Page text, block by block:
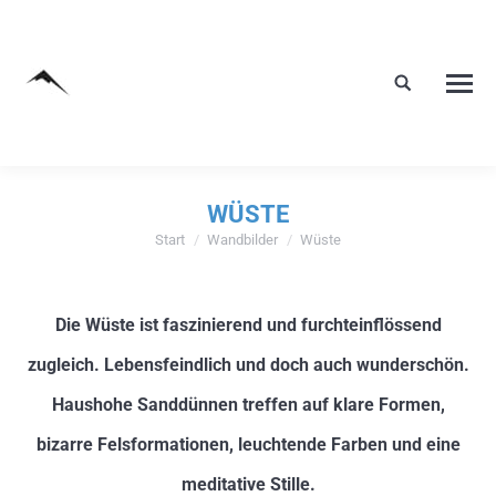
WÜSTE
Sie befinden sich hier:
Start Wandbilder Wüste
Die Wüste ist faszinierend und furchteinflössend
zugleich. Lebensfeindlich und doch auch wunderschön.
Haushohe Sanddünnen treffen auf klare Formen,
bizarre Felsformationen, leuchtende Farben und eine
meditative Stille.